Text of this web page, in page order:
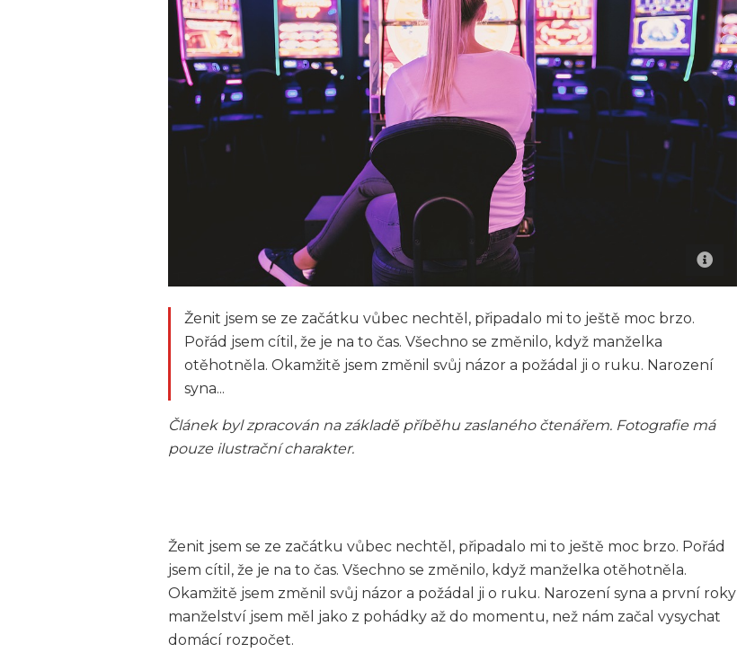
Ženit jsem se ze začátku vůbec nechtěl, připadalo mi to ještě moc brzo.
Pořád jsem cítil, že je na to čas. Všechno se změnilo, když manželka
otěhotněla. Okamžitě jsem změnil svůj názor a požádal ji o ruku. Narození
syna...
Článek byl zpracován na základě příběhu zaslaného čtenářem. Fotografie má
pouze ilustrační charakter.
Ženit jsem se ze začátku vůbec nechtěl, připadalo mi to ještě moc brzo. Pořád
jsem cítil, že je na to čas. Všechno se změnilo, když manželka otěhotněla.
Okamžitě jsem změnil svůj názor a požádal ji o ruku. Narození syna a první roky
manželství jsem měl jako z pohádky až do momentu, než nám začal vysychat
domácí rozpočet.